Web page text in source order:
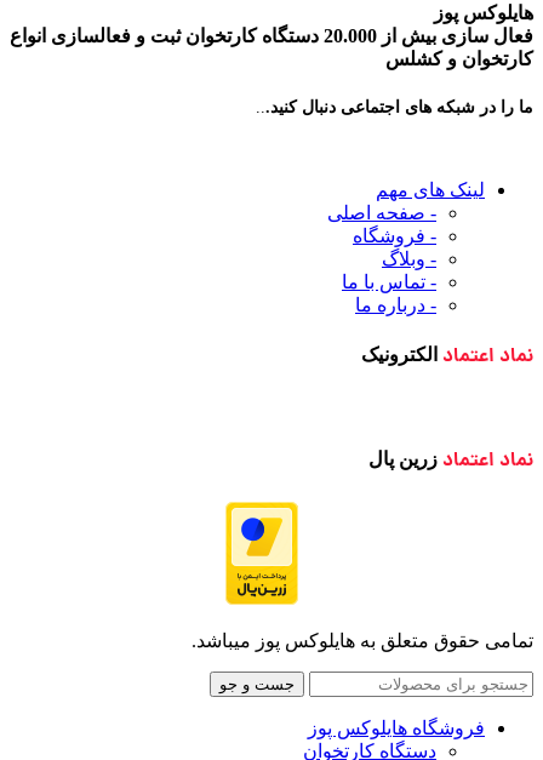
هایلوکس پوز
فعال سازی بیش از 20.000 دستگاه کارتخوان ثبت و فعالسازی انواع
کارتخوان و کشلس
ما را در شبکه های اجتماعی دنبال کنید...
لینک های مهم
- صفحه اصلی
- فروشگاه
- وبلاگ
- تماس با ما
- درباره ما
نماد اعتماد الکترونیک
نماد اعتماد زرین پال
تمامی حقوق متعلق به هایلوکس پوز میباشد.
جست و جو
فروشگاه هایلوکس پوز
دستگاه کارتخوان